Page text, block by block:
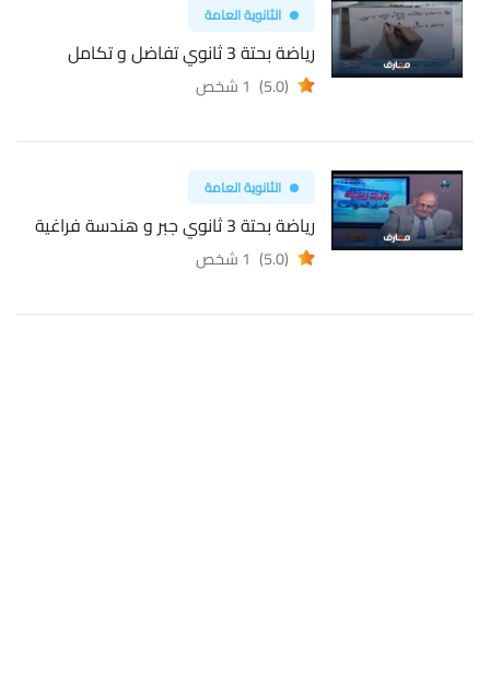
الثانوية العامة
رياضة بحتة 3 ثانوي تفاضل و تكامل
(5.0) 1 شخص
الثانوية العامة
رياضة بحتة 3 ثانوي جبر و هندسة فراغية
(5.0) 1 شخص